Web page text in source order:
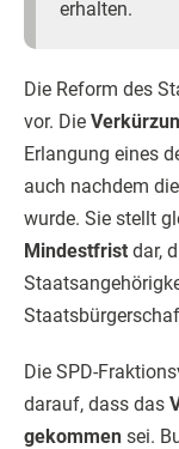
erhalten.
Die Reform des
vor. Die
Erlangung eines
auch nachdem
wurde. Sie stellt
Mindestfrist dar,
Die SPD-
darauf, dass das
gekommen sei.